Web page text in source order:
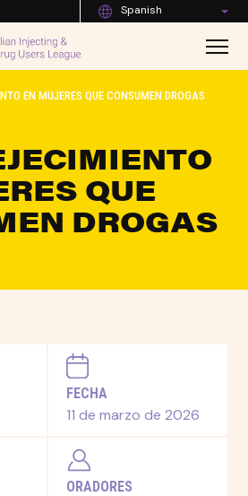
Spanish
EN MUJERES QUE CONSUMEN DROGAS
QUE
DROGAS
FECHA
11 de marzo de 2026
ORADORES